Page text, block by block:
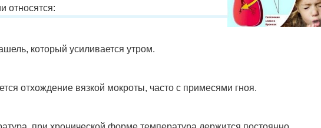
относятся:
который усиливается утром.
отхождение вязкой мокроты, часто с примесями гноя.